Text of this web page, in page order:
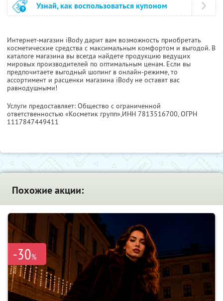
Узнай, как воспользоваться купоном
Интернет-магазин iBody дарит вам возможность приобретать
косметические средства с максимальным комфортом и выгодой. В
каталоге магазина вы всегда найдете продукцию ведущих
мировых производителей по оптимальным ценам. Если вы
предпочитаете выгодный шопинг в онлайн-режиме, то
ассортимент и расценки магазина iBody не оставят вас
равнодушными!
Услуги предоставляет: Общество с ограниченной
ответственностью «Косметик групп»,ИНН 7813516700, ОГРН
1117847449411
Похожие акции:
-30%